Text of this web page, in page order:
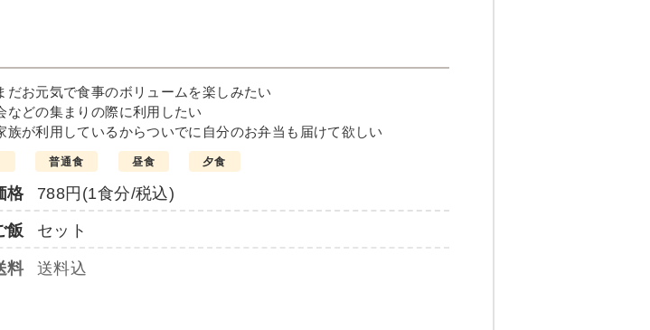
だお元気で食事のボリュームを楽しみたい
などの集まりの際に利用したい
族が利用しているからついでに自分のお弁当も届けて欲しい
普通食 昼食 夕食
格 788円(1食分/税込)
飯 セット
料 送料込